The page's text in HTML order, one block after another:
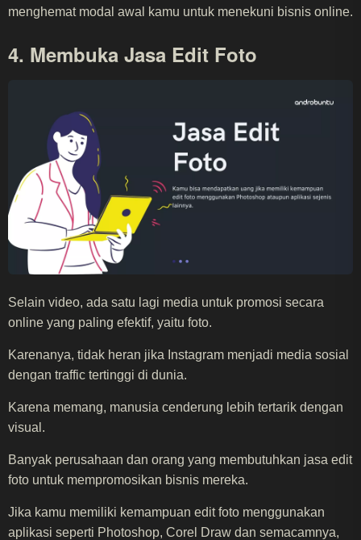
menghemat modal awal kamu untuk menekuni bisnis online.
4. Membuka Jasa Edit Foto
Selain video, ada satu lagi media untuk promosi secara
online yang paling efektif, yaitu foto.
Karenanya, tidak heran jika Instagram menjadi media sosial
dengan traffic tertinggi di dunia.
Karena memang, manusia cenderung lebih tertarik dengan
visual.
Banyak perusahaan dan orang yang membutuhkan jasa edit
foto untuk mempromosikan bisnis mereka.
Jika kamu memiliki kemampuan edit foto menggunakan
aplikasi seperti Photoshop, Corel Draw dan semacamnya,